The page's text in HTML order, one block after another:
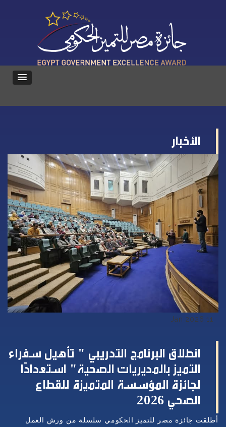
الأخبار
11 Jan 2026
انطلاق البرنامج التدريبي " تأهيل سفراء
التميز بالمديريات الصحية" استعدادًا
لجائزة المؤسسة المتميزة للقطاع
الصحي 2026
أطلقت جائزة مصر للتميز الحكومي سلسلة من ورش العمل